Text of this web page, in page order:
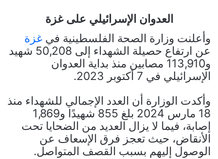
العدوان الإسرائيلي على غزة
وأعلنت وزارة الصحة الفلسطينية في غزة
عن ارتفاع حصيلة الشهداء إلى 50,208 شهيد
و113,910 مصابين منذ بداية العدوان
الإسرائيلي في 7 أكتوبر 2023.
وأكدت الوزارة أن العدد الإجمالي للشهداء منذ
18 مارس 2024 بلغ 855 شهيدًا و1,869
إصابة، فيما لا يزال العديد من الضحايا تحت
الأنقاض، حيث تعجز فرق الإسعاف عن
الوصول إليهم بسبب القصف المتواصل.